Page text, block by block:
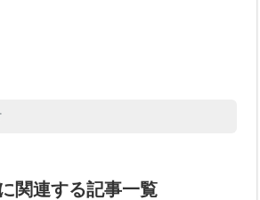
関連する記事一覧